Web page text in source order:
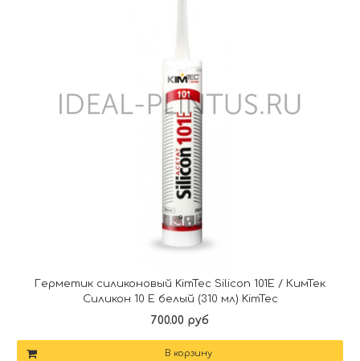
Герметик силиконовый KimTec Silicon 101E / КимТек
Силикон 10 Е белый (310 мл) KimTec
700.00 руб
В корзину